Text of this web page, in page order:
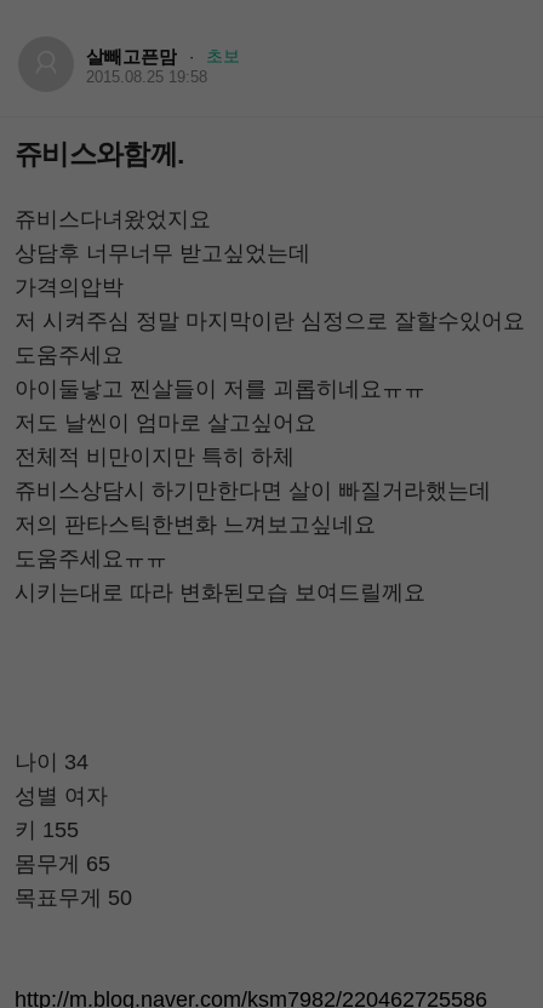
살빼고픈맘 · 초보
2015.08.25 19:58
쥬비스와함께.
쥬비스다녀왔었지요
상담후 너무너무 받고싶었는데
가격의압박
저 시켜주심 정말 마지막이란 심정으로 잘할수있어요
도움주세요
아이둘낳고 찐살들이 저를 괴롭히네요ㅠㅠ
저도 날씬이 엄마로 살고싶어요
전체적 비만이지만 특히 하체
쥬비스상담시 하기만한다면 살이 빠질거라했는데
저의 판타스틱한변화 느껴보고싶네요
도움주세요ㅠㅠ
시키는대로 따라 변화된모습 보여드릴께요
나이 34
성별 여자
키 155
몸무게 65
목표무게 50
http://m.blog.naver.com/ksm7982/220462725586